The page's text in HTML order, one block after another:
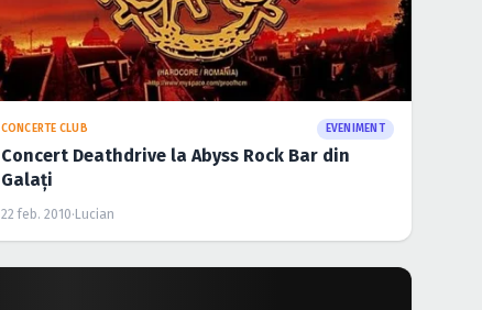
CONCERTE CLUB EVENIMENT
Concert Deathdrive în Discotheque Vox din
Suceava
22 feb. 2010·Lucian